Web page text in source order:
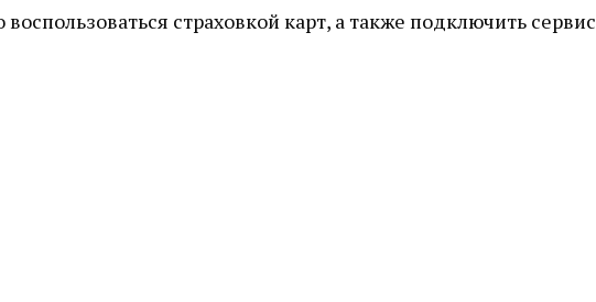
страховкой карт, а также подключить сервис